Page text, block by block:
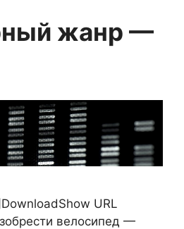
жанр —
URL
велосипед —